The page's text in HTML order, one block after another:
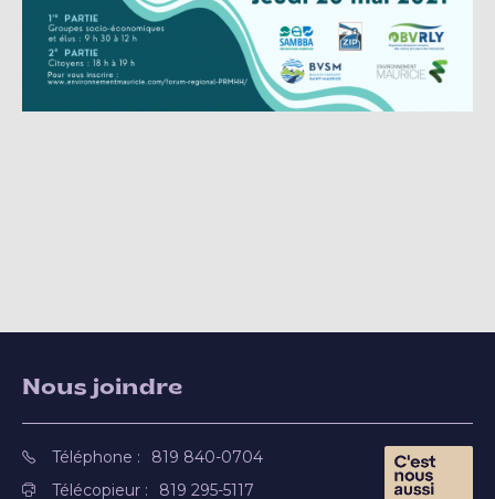
Nous joindre
Téléphone :
819 840-0704
Télécopieur :
819 295-5117